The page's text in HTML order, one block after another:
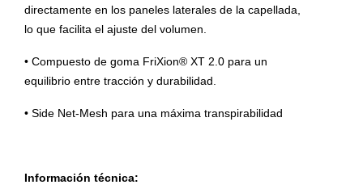
directamente en los paneles laterales de la capellada,
lo que facilita el ajuste del volumen.
• Compuesto de goma FriXion® XT 2.0 para un
equilibrio entre tracción y durabilidad.
• Side Net-Mesh para una máxima transpirabilidad
Información técnica: